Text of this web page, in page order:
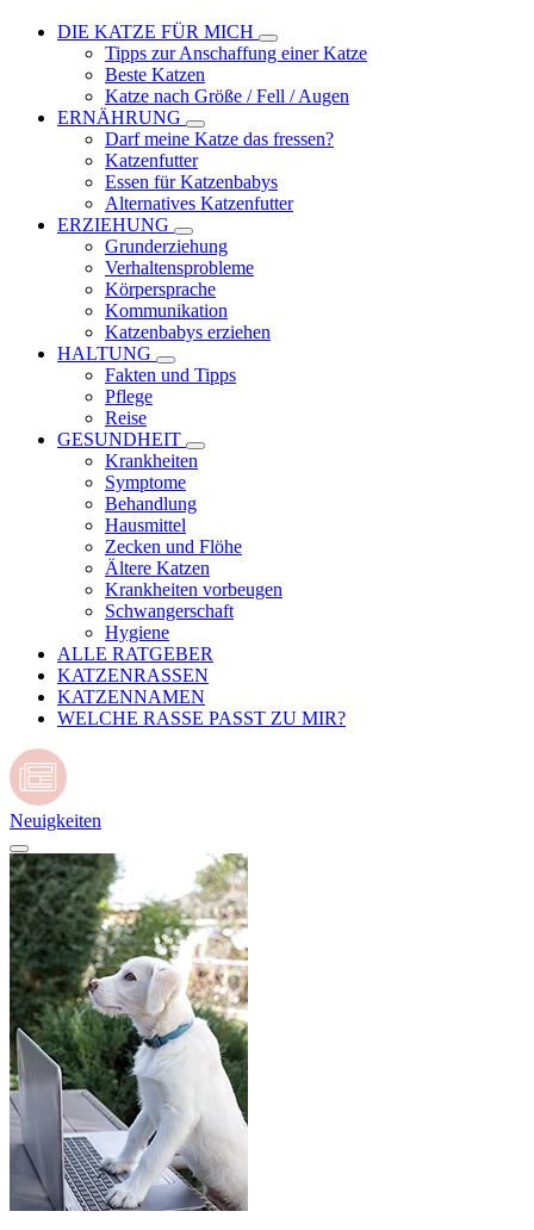
DIE KATZE FÜR MICH
Tipps zur Anschaffung einer Katze
Beste Katzen
Katze nach Größe / Fell / Augen
ERNÄHRUNG
Darf meine Katze das fressen?
Katzenfutter
Essen für Katzenbabys
Alternatives Katzenfutter
ERZIEHUNG
Grunderziehung
Verhaltensprobleme
Körpersprache
Kommunikation
Katzenbabys erziehen
HALTUNG
Fakten und Tipps
Pflege
Reise
GESUNDHEIT
Krankheiten
Symptome
Behandlung
Hausmittel
Zecken und Flöhe
Ältere Katzen
Krankheiten vorbeugen
Schwangerschaft
Hygiene
ALLE RATGEBER
KATZENRASSEN
KATZENNAMEN
WELCHE RASSE PASST ZU MIR?
Neuigkeiten